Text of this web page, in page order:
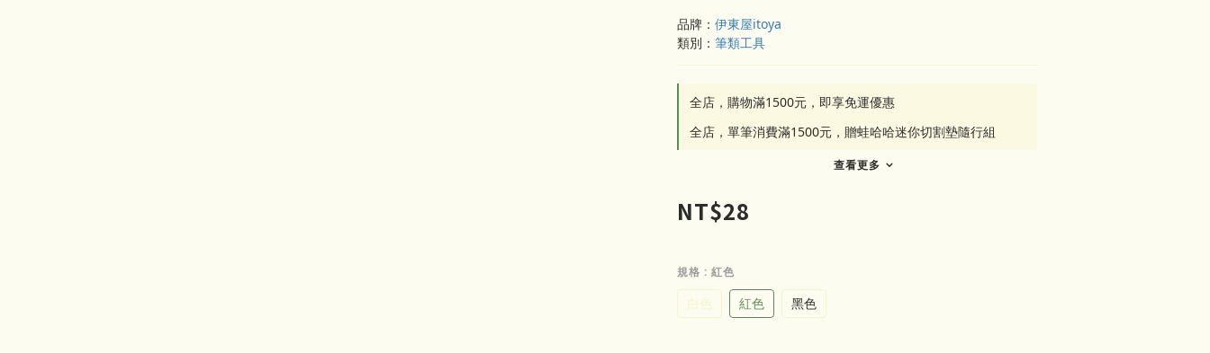
品牌： 伊東屋itoya
類別： 筆類工具
全店，購物滿1500元，即享免運優惠
全店，單筆消費滿1500元，贈蛙哈哈迷你切割墊隨行組
查看更多
NT$28
規格 : 紅色
白色 紅色 黑色